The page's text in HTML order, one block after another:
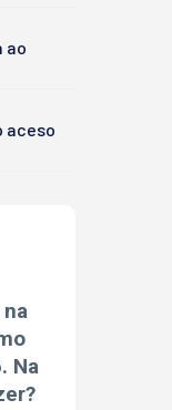
ao
aceso
Na